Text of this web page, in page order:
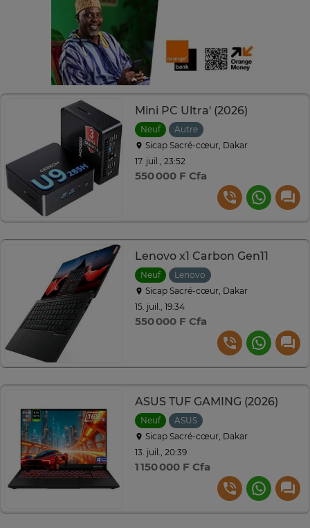
Mini PC Ultra' (2026)
Neuf
Autre
Sicap Sacré-cœur, Dakar
17. juil., 23:52
550 000 F Cfa
Lenovo x1 Carbon Gen11
Neuf
Lenovo
Sicap Sacré-cœur, Dakar
15. juil., 19:34
550 000 F Cfa
ASUS TUF GAMING (2026)
Neuf
ASUS
Sicap Sacré-cœur, Dakar
13. juil., 20:39
1 150 000 F Cfa